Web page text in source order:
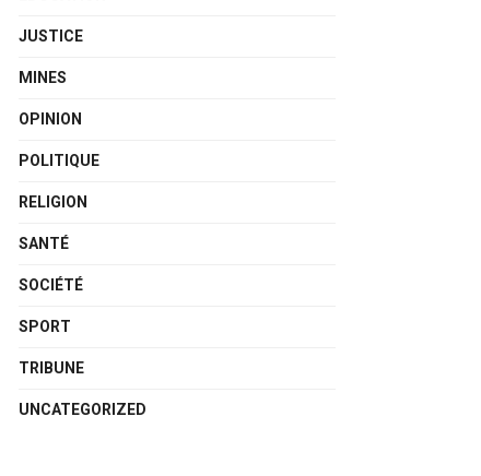
JUSTICE
MINES
OPINION
POLITIQUE
RELIGION
SANTÉ
SOCIÉTÉ
SPORT
TRIBUNE
UNCATEGORIZED